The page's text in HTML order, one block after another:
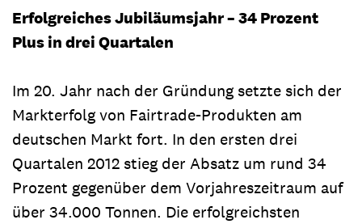
Erfolgreiches Jubiläumsjahr – 34 Prozent
Plus in drei Quartalen
Im 20. Jahr nach der Gründung setzte sich der
Markterfolg von Fairtrade-Produkten am
deutschen Markt fort. In den ersten drei
Quartalen 2012 stieg der Absatz um rund 34
Prozent gegenüber dem Vorjahreszeitraum auf
über 34.000 Tonnen. Die erfolgreichsten